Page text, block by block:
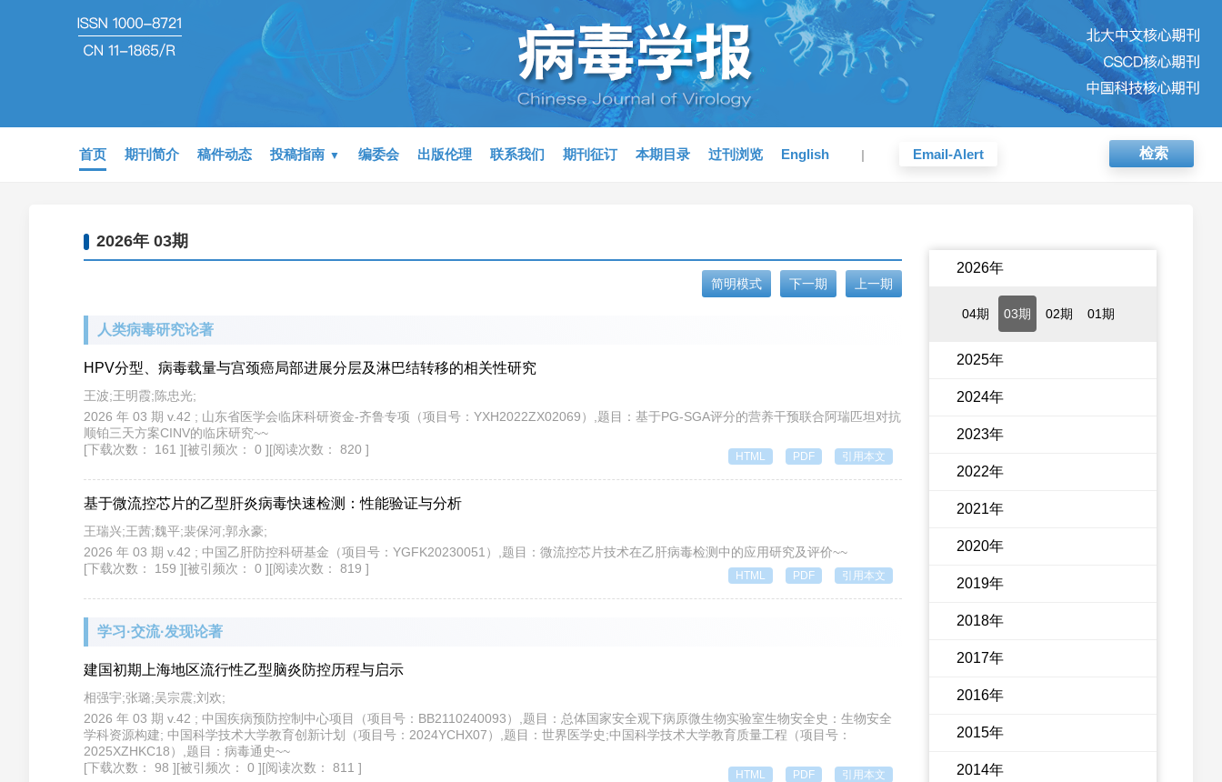
检索
首页 期刊简介 稿件动态 投稿指南 编委会 出版伦理 联系我们 期刊征订 本期目录 过刊浏览 English | Email-Alert
2026年 03期
上一期
下一期
简明模式
人类病毒研究论著
HPV分型、病毒载量与宫颈癌局部进展分层及淋巴结转移的相关性研究
王波;王明霞;陈忠光;
2026 年 03 期 v.42 ; 山东省医学会临床科研资金-齐鲁专项（项目号：YXH2022ZX02069）,题目：基于PG-SGA评分的营养干预联合阿瑞匹坦对抗
顺铂三天方案CINV的临床研究~~
[下载次数： 161 ][被引频次： 0 ][阅读次数： 820 ] HTML PDF 引用本文
基于微流控芯片的乙型肝炎病毒快速检测：性能验证与分析
王瑞兴;王茜;魏平;裴保河;郭永豪;
2026 年 03 期 v.42 ; 中国乙肝防控科研基金（项目号：YGFK20230051）,题目：微流控芯片技术在乙肝病毒检测中的应用研究及评价~~
[下载次数： 159 ][被引频次： 0 ][阅读次数： 819 ] HTML PDF 引用本文
学习·交流·发现论著
建国初期上海地区流行性乙型脑炎防控历程与启示
相强宇;张璐;吴宗震;刘欢;
2026 年 03 期 v.42 ; 中国疾病预防控制中心项目（项目号：BB2110240093）,题目：总体国家安全观下病原微生物实验室生物安全史：生物安全
学科资源构建; 中国科学技术大学教育创新计划（项目号：2024YCHX07）,题目：世界医学史;中国科学技术大学教育质量工程（项目号：
2025XZHKC18）,题目：病毒通史~~
[下载次数： 98 ][被引频次： 0 ][阅读次数： 811 ] HTML PDF 引用本文
2026年
04期 03期 02期 01期
2025年
2024年
2023年
2022年
2021年
2020年
2019年
2018年
2017年
2016年
2015年
2014年